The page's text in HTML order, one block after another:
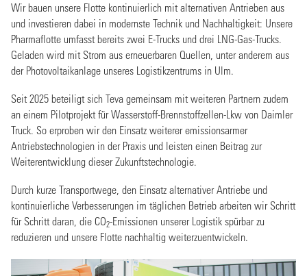
Wir bauen unsere Flotte kontinuierlich mit alternativen Antrieben aus
und investieren dabei in modernste Technik und Nachhaltigkeit: Unsere
Pharmaflotte umfasst bereits zwei E-Trucks und drei LNG-Gas-Trucks.
Geladen wird mit Strom aus erneuerbaren Quellen, unter anderem aus
der Photovoltaikanlage unseres Logistikzentrums in Ulm.
Seit 2025 beteiligt sich Teva gemeinsam mit weiteren Partnern zudem
an einem Pilotprojekt für Wasserstoff-Brennstoffzellen-Lkw von Daimler
Truck. So erproben wir den Einsatz weiterer emissionsarmer
Antriebstechnologien in der Praxis und leisten einen Beitrag zur
Weiterentwicklung dieser Zukunftstechnologie.
Durch kurze Transportwege, den Einsatz alternativer Antriebe und
kontinuierliche Verbesserungen im täglichen Betrieb arbeiten wir Schritt
für Schritt daran, die CO2-Emissionen unserer Logistik spürbar zu
reduzieren und unsere Flotte nachhaltig weiterzuentwickeln.